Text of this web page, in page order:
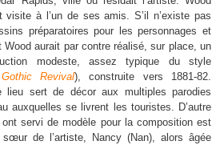
visite à l’un de ses amis. S’il n’existe pas
préparatoires pour les personnages et
aurait par contre réalisé, sur place, un
modeste, assez typique du style
Gothic Revival), construite vers 1881-82.
lieu sert de décor aux multiples parodies
auxquelles se livrent les touristes. D’autre
servi de modèle pour la composition est
de l’artiste, Nancy (Nan), alors âgée